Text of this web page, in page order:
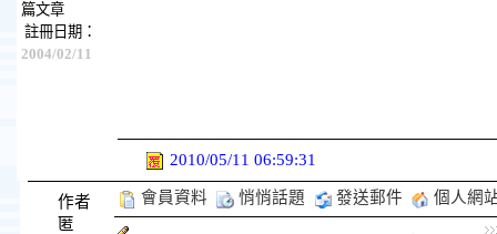
篇文章
註冊日期：
2004/02/11
2010/05/11 06:59:31
作者
匿
會員資料 悄悄話題 發送郵件 個人網